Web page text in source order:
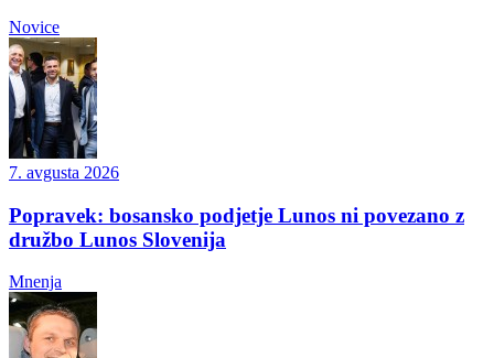
Novice
7. avgusta 2026
Popravek: bosansko podjetje Lunos ni povezano z
družbo Lunos Slovenija
Mnenja